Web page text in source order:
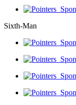
Sixth-Man